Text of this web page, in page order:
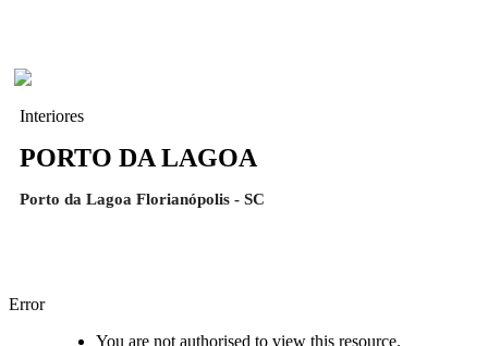
Interiores
PORTO DA LAGOA
Porto da Lagoa Florianópolis - SC
Error
You are not authorised to view this resource.